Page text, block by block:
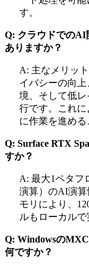
す。
Q: クラウドでのAI
ありますか？
A: 主なメリッ
イバシーの向
境、そして低
行です。これ
に作業を進める
Q: Surface RTX
すか？
A: 最大1ペタフ
演算）のAI演算
モリにより、
ルもローカルで
Q: Windowsの
何ですか？